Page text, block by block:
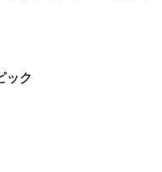
ック